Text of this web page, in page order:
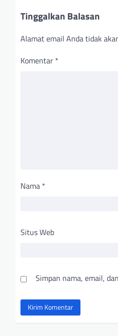
Tinggalkan Balasan
Alamat email Anda tidak
Komentar *
Nama *
Situs Web
Simpan nama, email,